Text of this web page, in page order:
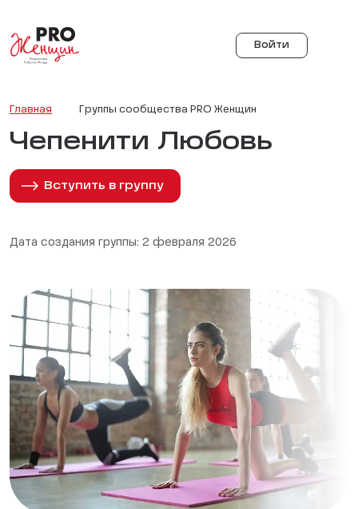
Войти
Главная Группы сообщества PRO Женщин
Чепенити Любовь
Вступить в группу
Дата создания группы: 2 февраля 2026